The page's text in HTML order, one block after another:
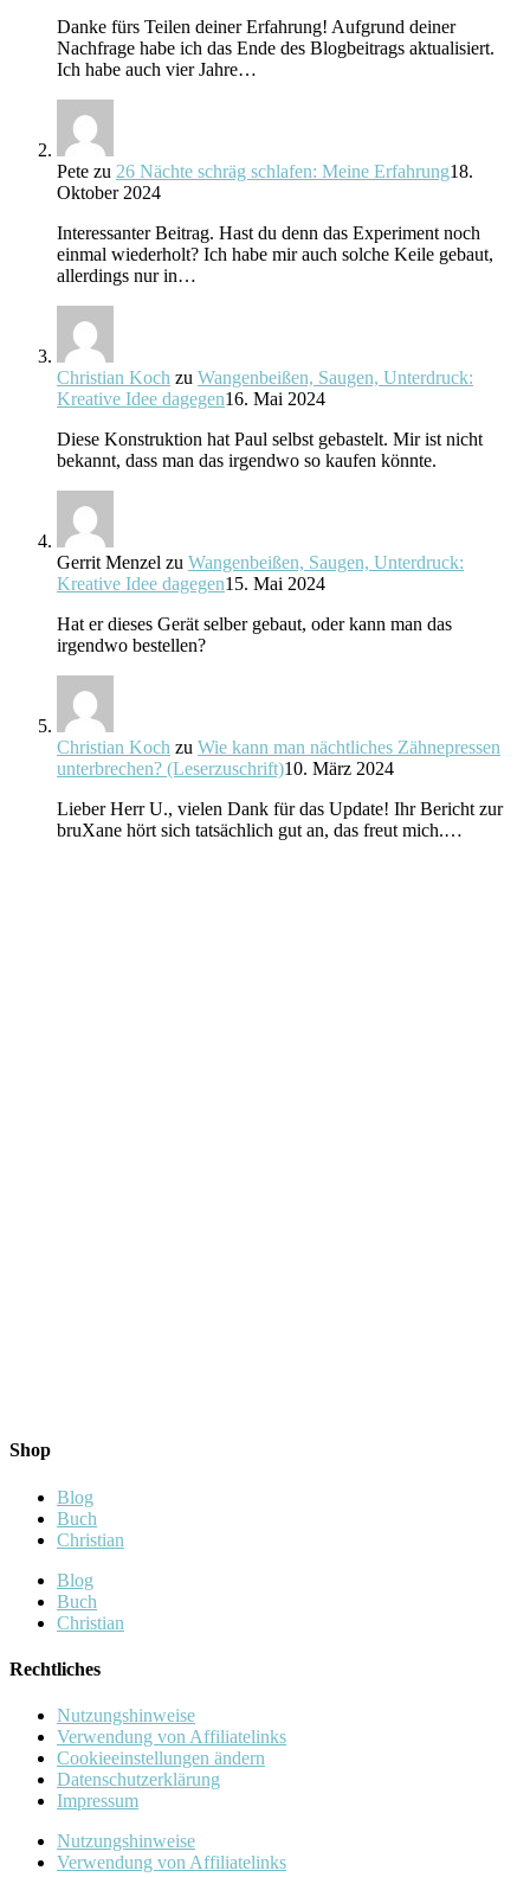
Danke fürs Teilen deiner Erfahrung! Aufgrund deiner
Nachfrage habe ich das Ende des Blogbeitrags aktualisiert.
Ich habe auch vier Jahre…
Pete zu 26 Nächte schräg schlafen: Meine Erfahrung18.
Oktober 2024
Interessanter Beitrag. Hast du denn das Experiment noch
einmal wiederholt? Ich habe mir auch solche Keile gebaut,
allerdings nur in…
Christian Koch zu Wangenbeißen, Saugen, Unterdruck:
Kreative Idee dagegen16. Mai 2024
Diese Konstruktion hat Paul selbst gebastelt. Mir ist nicht
bekannt, dass man das irgendwo so kaufen könnte.
Gerrit Menzel zu Wangenbeißen, Saugen, Unterdruck:
Kreative Idee dagegen15. Mai 2024
Hat er dieses Gerät selber gebaut, oder kann man das
irgendwo bestellen?
Christian Koch zu Wie kann man nächtliches Zähnepressen
unterbrechen? (Leserzuschrift)10. März 2024
Lieber Herr U., vielen Dank für das Update! Ihr Bericht zur
bruXane hört sich tatsächlich gut an, das freut mich.…
Shop
Blog
Buch
Christian
Blog
Buch
Christian
Rechtliches
Nutzungshinweise
Verwendung von Affiliatelinks
Cookieeinstellungen ändern
Datenschutzerklärung
Impressum
Nutzungshinweise
Verwendung von Affiliatelinks